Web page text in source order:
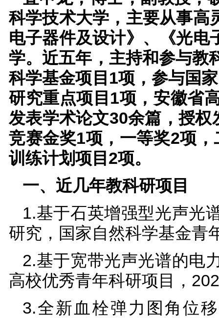
科学技术大学，主要从事高
电子器件及设计》、《光电
学。近五年，主持和参与教
科学基金项目1项，参与国
研究重点项目1项，安徽省
发表学术论文30余篇，授
竞赛金奖1项，一等奖2项
训练计划项目2项。
一、近几年教科研项目
1.基于石英增强型光声光
研究，国家自然科学基金青
2.基于宽带光声光谱的电
高校优秀青年科研项目，
3.全新血栓弹力图角位